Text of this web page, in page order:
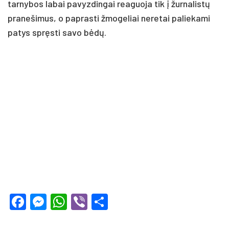
tarnybos labai pavyzdingai reaguoja tik į žurnalistų
pranešimus, o paprasti žmogeliai neretai paliekami
patys spręsti savo bėdų.
Facebook
Messenger
WhatsApp
Viber